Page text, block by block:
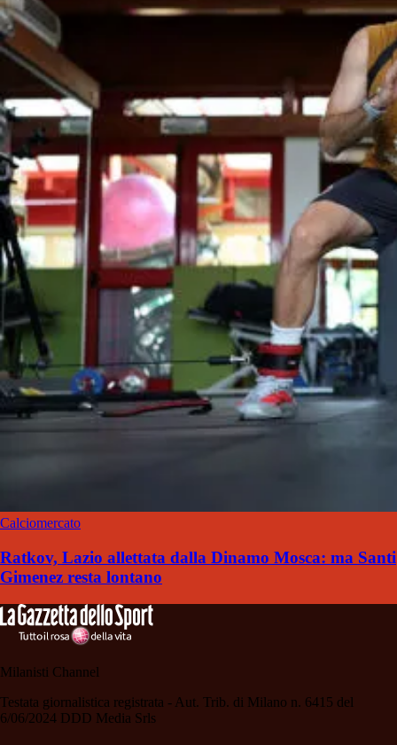
Calciomercato
Ratkov, Lazio allettata dalla Dinamo Mosca: ma Santi
Gimenez resta lontano
Milanisti Channel
Testata giornalistica registrata - Aut. Trib. di Milano n. 6415 del
6/06/2024 DDD Media Srls